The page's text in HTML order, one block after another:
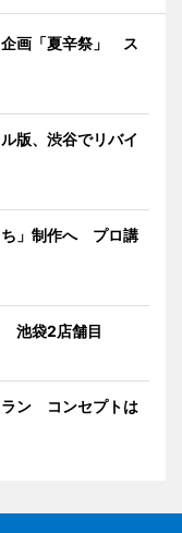
企画「夏辛祭」 ス
版、渋谷でリバイ
ち」制作へ プロ講
池袋2店舗目
ラン コンセプトは